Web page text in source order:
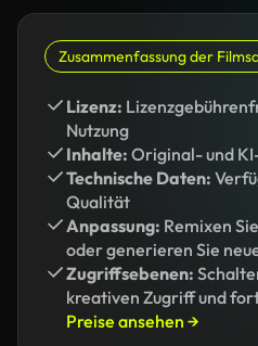
Zusammenfassung der
Lizenz:
Nutzung
Inhalte: Original- und
Technische Daten:
Qualität
Anpassung: Remixen
oder generieren Sie
Zugriffsebenen:
kreativen Zugriff und
Preise ansehen →